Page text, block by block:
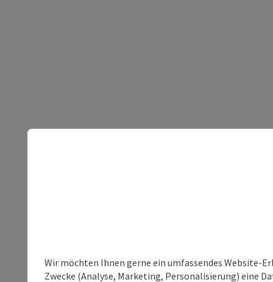
Wir möchten Ihnen gerne ein umfassendes Website-
Zwecke (Analyse, Marketing, Personalisierung) eine